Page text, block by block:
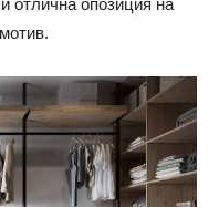
отлична опозиция на